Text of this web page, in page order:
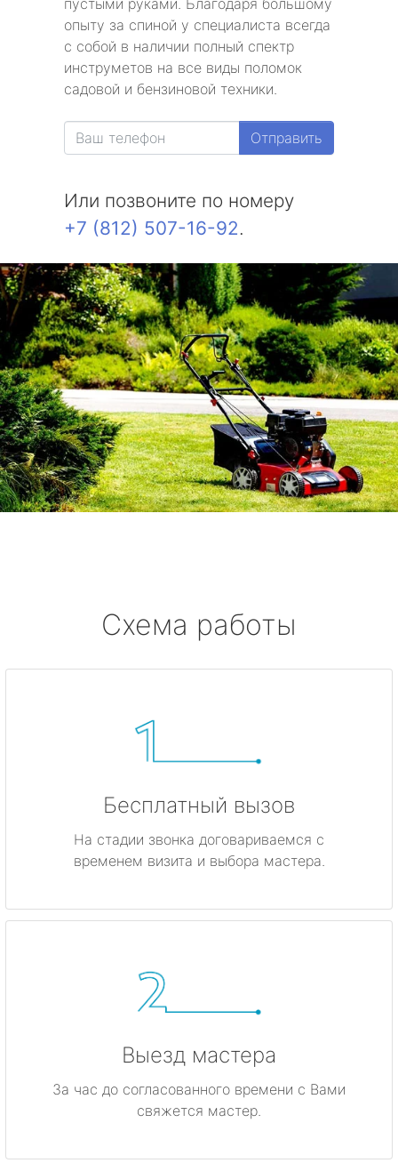
пустыми руками. Благодаря большому
опыту за спиной у специалиста всегда
с собой в наличии полный спектр
инструметов на все виды поломок
садовой и бензиновой техники.
Отправить
Или позвоните по номеру
+7 (812) 507-16-92.
Схема работы
Бесплатный вызов
На стадии звонка договариваемся с
временем визита и выбора мастера.
Выезд мастера
За час до согласованного времени с Вами
свяжется мастер.